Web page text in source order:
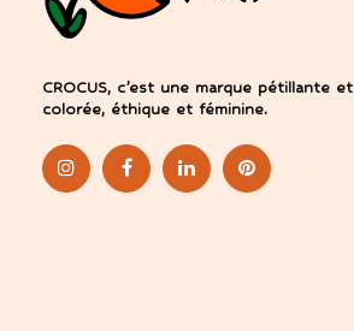
CROCUS, c’est une marque pétillante et
colorée, éthique et féminine.